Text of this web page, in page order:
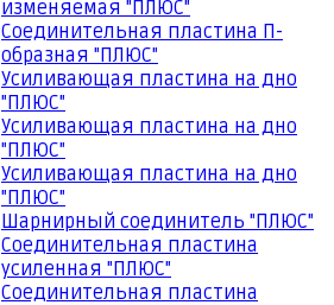
изменяемая "ПЛЮС"
Соединительная пластина П-
образная "ПЛЮС"
Усиливающая пластина на дно
"ПЛЮС"
Усиливающая пластина на дно
"ПЛЮС"
Усиливающая пластина на дно
"ПЛЮС"
Шарнирный соединитель "ПЛЮС"
Соединительная пластина
усиленная "ПЛЮС"
Соединительная пластина